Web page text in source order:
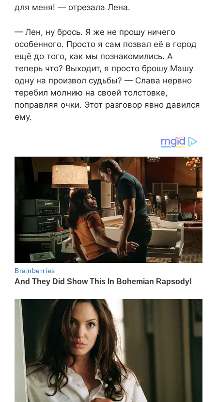
для меня! — отрезала Лена.
— Лен, ну брось. Я же не прошу ничего
особенного. Просто я сам позвал её в город
ещё до того, как мы познакомились. А
теперь что? Выходит, я просто брошу Машу
одну на произвол судьбы? — Слава нервно
теребил молнию на своей толстовке,
поправляя очки. Этот разговор явно давился
ему.